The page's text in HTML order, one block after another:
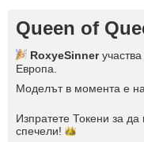
Queen of
RoxyeSinner
Европа.
Моделът в момента е на
Изпратете Токени за да
спечели!